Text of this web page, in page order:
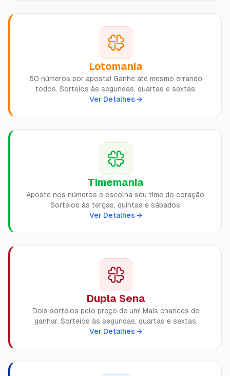
Lotomania
50 números por aposta! Ganhe até mesmo errando
todos. Sorteios às segundas, quartas e sextas.
Ver Detalhes →
Timemania
Aposte nos números e escolha seu time do coração.
Sorteios às terças, quintas e sábados.
Ver Detalhes →
Dupla Sena
Dois sorteios pelo preço de um! Mais chances de
ganhar. Sorteios às segundas, quartas e sextas.
Ver Detalhes →